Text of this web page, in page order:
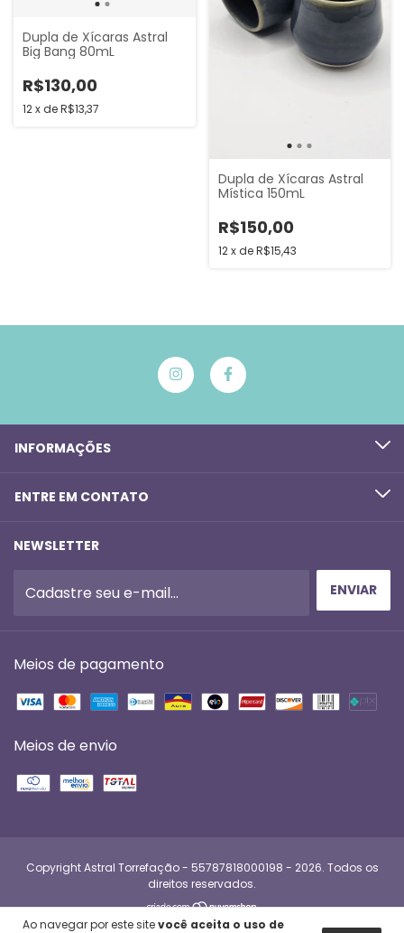
Ao navegar por este sitevocê aceita o uso de
Dupla de Xícaras Astral
Big Bang 80mL
R$130,00
12xdeR$13,37
Dupla de Xícaras Astral
Mística 150mL
R$150,00
12 xdeR$15,43
INFORMAÇÕES
ENTRE EM CONTATO
NEWSLETTER
Meios de pagamento
Meios de envio
Copyright Astral Torrefação - 55787818000198 - 2026. Todos os
direitos reservados.